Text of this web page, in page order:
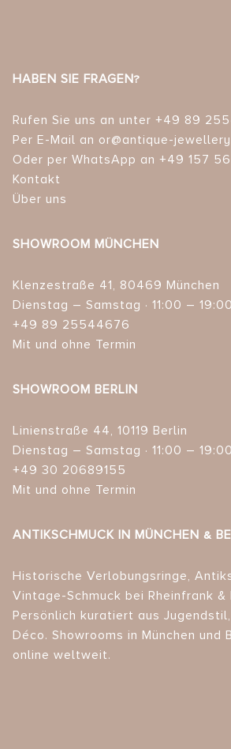
HABEN SIE FRAGEN?
Rufen Sie uns an unter +49 89
Per E-Mail an or@antique-
Oder per WhatsApp an +49 157
Kontakt
Über uns
SHOWROOM MÜNCHEN
Klenzestraße 41, 80469 München
Dienstag – Samstag · 11:00 –
+49 89 25544676
Mit und ohne Termin
SHOWROOM BERLIN
Linienstraße 44, 10119 Berlin
Dienstag – Samstag · 11:00 –
+49 30 20689155
Mit und ohne Termin
ANTIKSCHMUCK IN MÜNCHEN &
Historische Verlobungsringe,
Vintage-Schmuck bei Rheinfrank &
Persönlich kuratiert aus
Déco. Showrooms in München und
online weltweit.